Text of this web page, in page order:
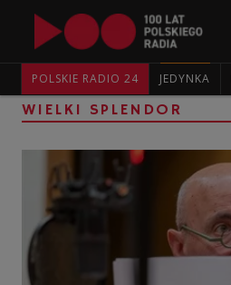
POLSKIE RADIO 24 JEDYNKA
WIELKI SPLENDOR